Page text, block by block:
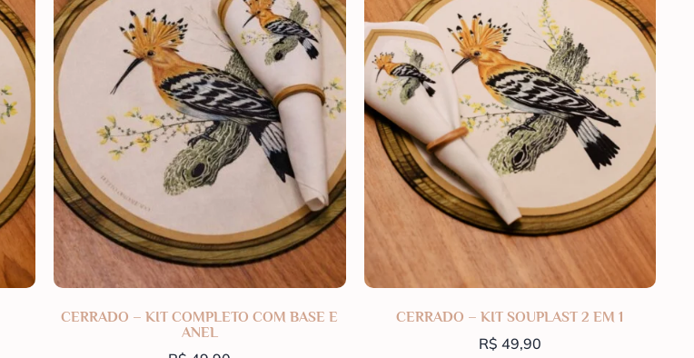
CERRADO – KIT COMPLETO COM BASE E
ANEL
CERRADO – KIT SOUPLAST 2 EM 1
R$ 49,90